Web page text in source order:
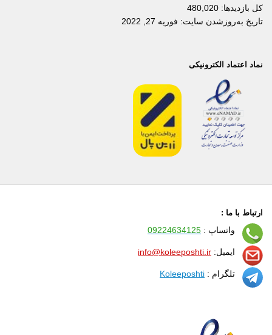
کل بازدیدها: 480,020
تاریخ به‌روزشدن سایت: فوریه 27, 2022
نماد اعتماد الکترونیکی
ارتباط با ما :
واتساپ : 09224634125
ایمیل: info@koleeposhti.ir
تلگرام : Koleeposhti